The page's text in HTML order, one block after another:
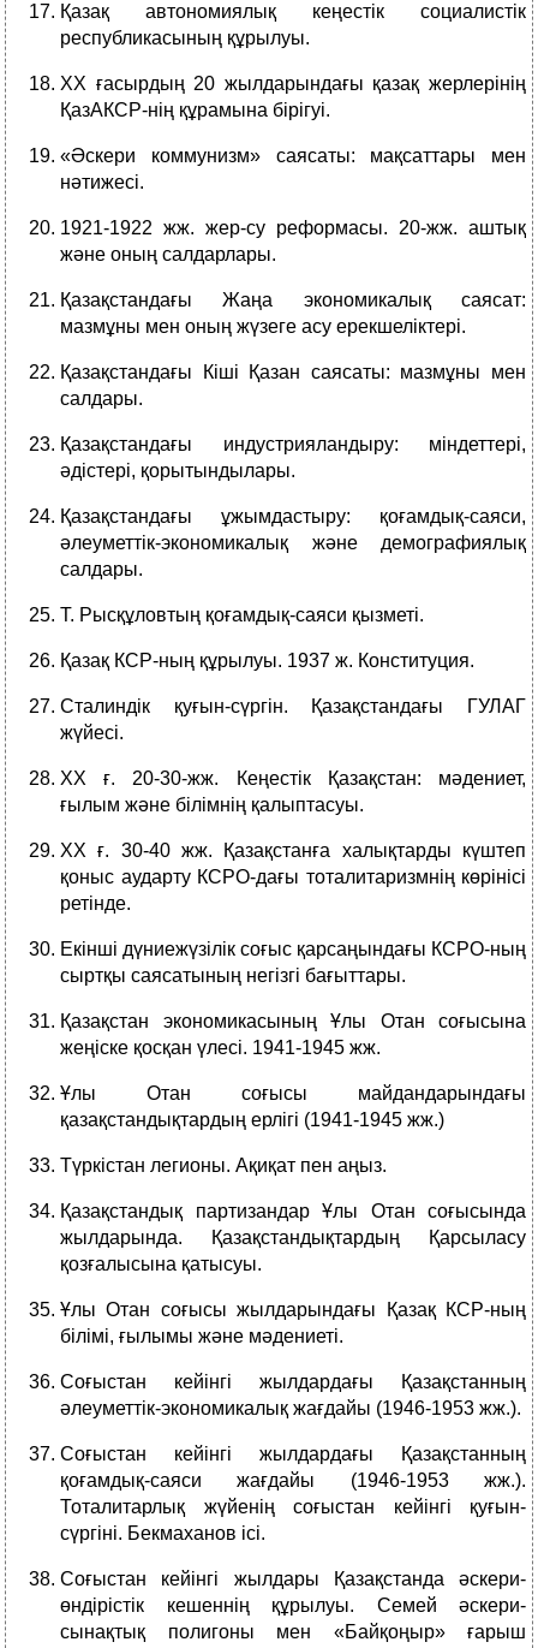
Қазақ автономиялық кеңестік социалистік
республикасының құрылуы.
ХХ ғасырдың 20 жылдарындағы қазақ жерлерінің
ҚазАКСР-нің құрамына бірігуі.
«Әскери коммунизм» саясаты: мақсаттары мен
нәтижесі.
1921-1922 жж. жер-су реформасы. 20-жж. аштық
және оның салдарлары.
Қазақстандағы Жаңа экономикалық саясат:
мазмұны мен оның жүзеге асу ерекшеліктері.
Қазақстандағы Кіші Қазан саясаты: мазмұны мен
салдары.
Қазақстандағы индустрияландыру: міндеттері,
әдістері, қорытындылары.
Қазақстандағы ұжымдастыру: қоғамдық-саяси,
әлеуметтік-экономикалық және демографиялық
салдары.
Т. Рысқұловтың қоғамдық-саяси қызметі.
Қазақ КСР-ның құрылуы. 1937 ж. Конституция.
Сталиндік қуғын-сүргін. Қазақстандағы ГУЛАГ
жүйесі.
ХХ ғ. 20-30-жж. Кеңестік Қазақстан: мәдениет,
ғылым және білімнің қалыптасуы.
ХХ ғ. 30-40 жж. Қазақстанға халықтарды күштеп
қоныс аударту КСРО-дағы тоталитаризмнің көрінісі
ретінде.
Екінші дүниежүзілік соғыс қарсаңындағы КСРО-ның
сыртқы саясатының негізгі бағыттары.
Қазақстан экономикасының Ұлы Отан соғысына
жеңіске қосқан үлесі. 1941-1945 жж.
Ұлы Отан соғысы майдандарындағы
қазақстандықтардың ерлігі (1941-1945 жж.)
Түркістан легионы. Ақиқат пен аңыз.
Қазақстандық партизандар Ұлы Отан соғысында
жылдарында. Қазақстандықтардың Қарсыласу
қозғалысына қатысуы.
Ұлы Отан соғысы жылдарындағы Қазақ КСР-ның
білімі, ғылымы және мәдениеті.
Соғыстан кейінгі жылдардағы Қазақстанның
әлеуметтік-экономикалық жағдайы (1946-1953 жж.).
Соғыстан кейінгі жылдардағы Қазақстанның
қоғамдық-саяси жағдайы (1946-1953 жж.).
Тоталитарлық жүйенің соғыстан кейінгі қуғын-
сүргіні. Бекмаханов ісі.
Соғыстан кейінгі жылдары Қазақстанда әскери-
өндірістік кешеннің құрылуы. Семей әскери-
сынақтық полигоны мен «Байқоңыр» ғарыш